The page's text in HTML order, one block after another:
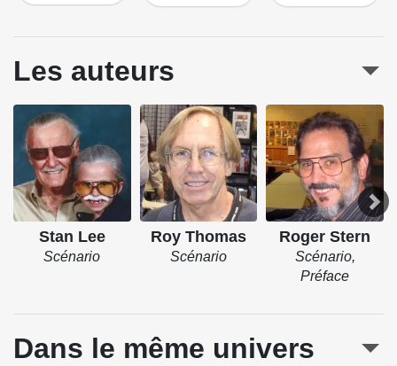
Les auteurs
Stan Lee
Scénario
Roy Thomas
Scénario
Roger Stern
Scénario,
Préface
Dans le même univers